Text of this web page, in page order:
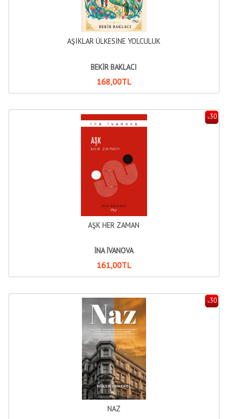
AŞIKLAR ÜLKESİNE YOLCULUK
BEKİR BAKLACI
168,00TL
%30
AŞK HER ZAMAN
İNA İVANOVA
161,00TL
%30
NAZ